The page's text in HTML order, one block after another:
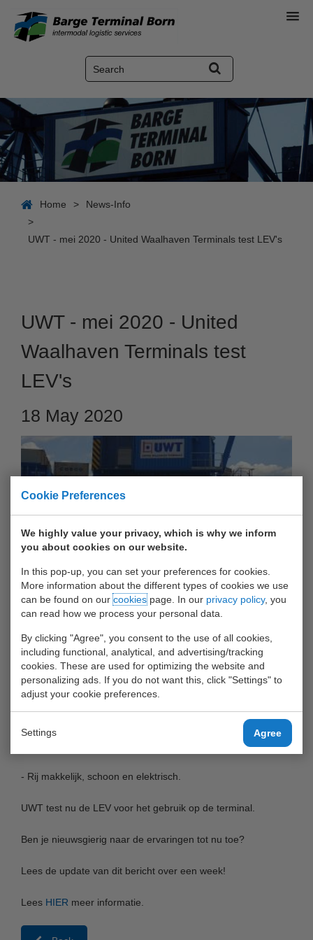
Cookie Preferences
We highly value your privacy, which is why we inform
you about cookies on our website.
In this pop-up, you can set your preferences for cookies.
More information about the different types of cookies we use
can be found on ourcookiespage. In our privacy policy, you
can read how we process your personal data.
By clicking "Agree", you consent to the use of all cookies,
including functional, analytical, and advertising/tracking
cookies. These are used for optimizing the website and
personalizing ads. If you do not want this, click "Settings" to
adjust your cookie preferences.
Settings Agree
Home >
News-Info
>
UWT - mei 2020 - United Waalhaven Terminals test LEV's
UWT - mei 2020 - United
Waalhaven Terminals test
LEV's
18 May 2020
Momenteel test UWT het gebruik van de LEV op de
terminals.
Wat is een LEV?
- Een LEV is een Light Electric Vehicle
Motivatie van de dealer:
- Je hoeft de lucht niet te vullen met smog als je er met
- Rij makkelijk, schoon en elektrisch.
UWT test nu de LEV voor het gebruik op de terminal.
Ben je nieuwsgierig naar de ervaringen tot nu toe?
Lees de update van dit bericht over een week!
Lees HIER meer informatie.